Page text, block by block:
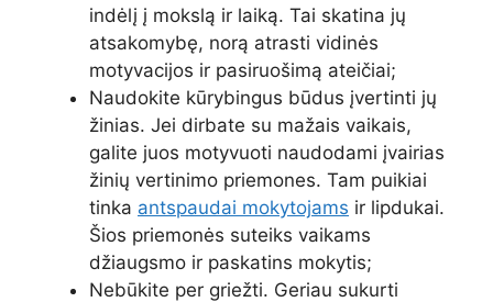
indėlį į mokslą ir laiką. Tai skatina jų
atsakomybę, norą atrasti vidinės
motyvacijos ir pasiruošimą ateičiai;
Naudokite kūrybingus būdus įvertinti jų
žinias. Jei dirbate su mažais vaikais,
galite juos motyvuoti naudodami įvairias
žinių vertinimo priemones. Tam puikiai
tinka antspaudai mokytojams ir lipdukai.
Šios priemonės suteiks vaikams
džiaugsmo ir paskatins mokytis;
Nebūkite per griežti. Geriau sukurti